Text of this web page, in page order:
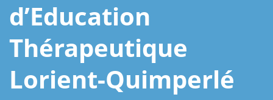
d’Education
Thérapeutique
Lorient-Quimperlé